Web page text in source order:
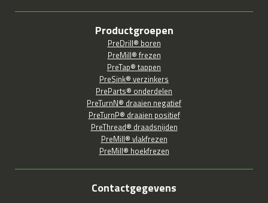
Productgroepen
PreDrill® boren
PreMill® frezen
PreTap® tappen
PreSink® verzinkers
PreParts® onderdelen
PreTurnN® draaien negatief
PreTurnP® draaien positief
PreThread® draadsnijden
PreMill® vlakfrezen
PreMill® hoekfrezen
Contactgegevens